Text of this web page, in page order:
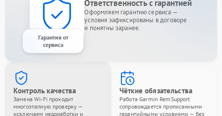
Гарантия от
сервиса
Ответственность с гарантией
Оформляем гарантию сервиса —
условия зафиксированы в договоре
и понятны заранее.
Контроль качества
Замена Wi-Fi проходит
многоэтапную проверку —
исключаем недоработки и
Чёткие обязательства
Работа Garmin RemSupport
сопровождается прописанными
гарантийными условиями — без